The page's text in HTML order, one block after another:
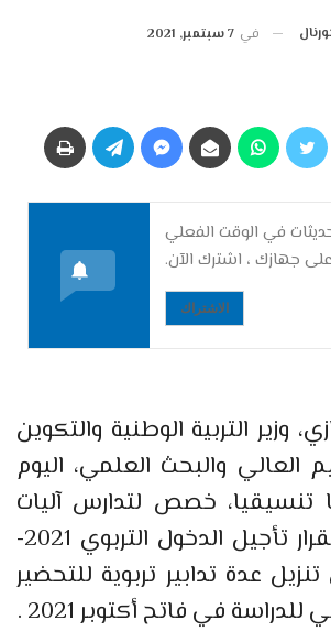
في 7 سبتمبر, 2021
في الوقت الفعلي
جهازك ، اشترك الآن.
الاشتراك
وزير التربية الوطنية والتكوين
العالي والبحث العلمي، اليوم
تنسيقيا، خصص لتدارس آليات
التنزيل الأمثل لقرار تأجيل الدخول التربوي 2021-
تنزيل عدة تدابير تربوية للتحضير
في فاتح أكتوبر 2021 .